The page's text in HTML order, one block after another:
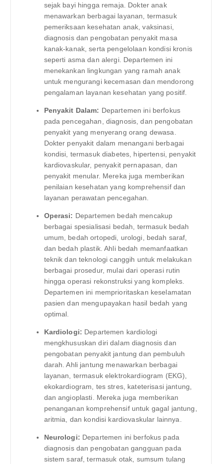
sejak bayi hingga remaja. Dokter anak
menawarkan berbagai layanan, termasuk
pemeriksaan kesehatan anak, vaksinasi,
diagnosis dan pengobatan penyakit masa
kanak-kanak, serta pengelolaan kondisi kronis
seperti asma dan alergi. Departemen ini
menekankan lingkungan yang ramah anak
untuk mengurangi kecemasan dan mendorong
pengalaman layanan kesehatan yang positif.
Penyakit Dalam: Departemen ini berfokus
pada pencegahan, diagnosis, dan pengobatan
penyakit yang menyerang orang dewasa.
Dokter penyakit dalam menangani berbagai
kondisi, termasuk diabetes, hipertensi, penyakit
kardiovaskular, penyakit pernapasan, dan
penyakit menular. Mereka juga memberikan
penilaian kesehatan yang komprehensif dan
layanan perawatan pencegahan.
Operasi: Departemen bedah mencakup
berbagai spesialisasi bedah, termasuk bedah
umum, bedah ortopedi, urologi, bedah saraf,
dan bedah plastik. Ahli bedah memanfaatkan
teknik dan teknologi canggih untuk melakukan
berbagai prosedur, mulai dari operasi rutin
hingga operasi rekonstruksi yang kompleks.
Departemen ini memprioritaskan keselamatan
pasien dan mengupayakan hasil bedah yang
optimal.
Kardiologi: Departemen kardiologi
mengkhususkan diri dalam diagnosis dan
pengobatan penyakit jantung dan pembuluh
darah. Ahli jantung menawarkan berbagai
layanan, termasuk elektrokardiogram (EKG),
ekokardiogram, tes stres, kateterisasi jantung,
dan angioplasti. Mereka juga memberikan
penanganan komprehensif untuk gagal jantung,
aritmia, dan kondisi kardiovaskular lainnya.
Neurologi: Departemen ini berfokus pada
diagnosis dan pengobatan gangguan pada
sistem saraf, termasuk otak, sumsum tulang